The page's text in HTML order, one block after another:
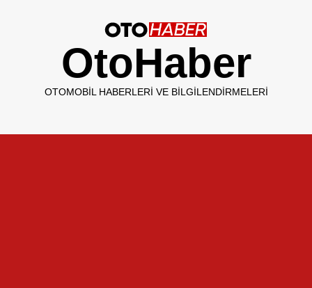
OtoHaber
OTOMOBIL HABERLERI VE BILGILENDIRMELERI